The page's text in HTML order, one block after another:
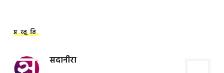
प्रस्तुति
सदानीरा